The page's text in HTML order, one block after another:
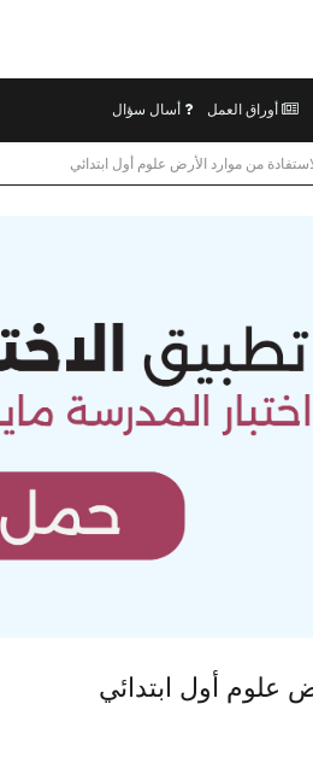
أوراق العمل أسال سؤال
من موارد الأرض علوم أول ابتدائي
علوم أول ابتدائي